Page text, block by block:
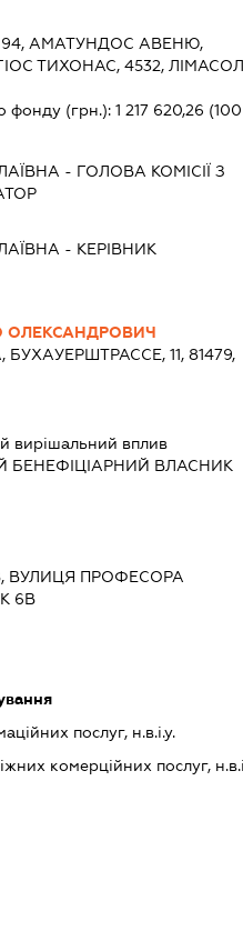
94, АМАТУНДОС АВЕНЮ,
ТИХОНАС, 4532, ЛІМАСОЛ
фонду (грн.): 1 217 620,26
- ГОЛОВА КОМІСІЇ З
- КЕРІВНИК
ОЛЕКСАНДРОВИЧ
11, 81479,
вирішальний вплив
БЕНЕФІЦІАРНИЙ ВЛАСНИК
ВУЛИЦЯ ПРОФЕСОРА
6В
послуг, н.в.і.у.
комерційних послуг,